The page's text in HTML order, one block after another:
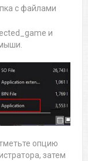
с файлами
и
опцию
затем